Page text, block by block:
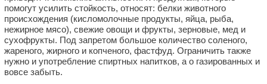
помогут усилить стойкость, относят: белки животного
происхождения (кисломолочные продукты, яйца, рыба,
нежирное мясо), свежие овощи и фрукты, зерновые, мед и
сухофрукты. Под запретом большое количество соленого,
жареного, жирного и копченого, фастфуд. Ограничить также
нужно и употребление спиртных напитков, а о газированных и
вовсе забыть.